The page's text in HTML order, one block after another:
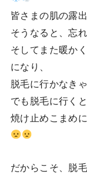
皆さまの肌の露
そうなると、忘
そしてまた暖か
になり、
脱毛に行かなきゃ
でも脱毛に行く
焼け止めこまめ
だからこそ、脱